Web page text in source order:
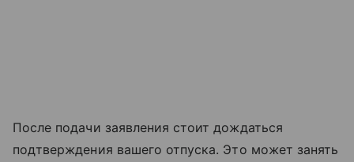
После подачи заявления стоит дождаться
подтверждения вашего отпуска. Это может занять